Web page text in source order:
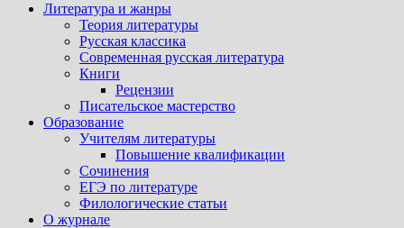
Литература и жанры
Теория литературы
Русская классика
Современная русская литература
Книги
Рецензии
Писательское мастерство
Образование
Учителям литературы
Повышение квалификации
Сочинения
ЕГЭ по литературе
Филологические статьи
О журнале